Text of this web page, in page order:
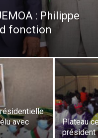
: Philippe
fonction
avec
Plateau
président